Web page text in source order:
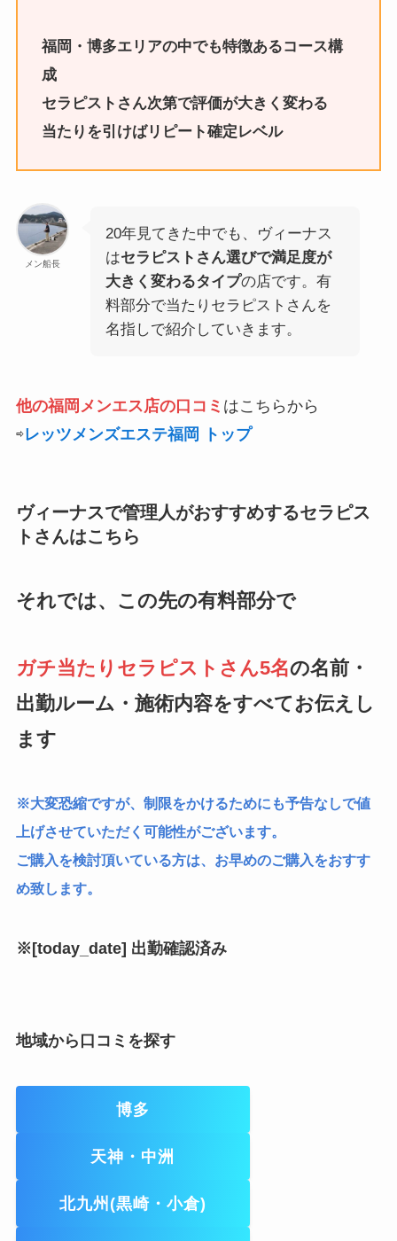
福岡・博多エリアの中でも特徴あるコース構
成
セラピストさん次第で評価が大きく変わる
当たりを引けばリピート確定レベル
メン船長
20年見てきた中でも、ヴィーナス
はセラピストさん選びで満足度が
大きく変わるタイプの店です。有
料部分で当たりセラピストさんを
名指しで紹介していきます。
他の福岡メンエス店の口コミ はこちらから
⇨レッツメンズエステ福岡 トップ
ヴィーナスで管理人がおすすめするセラピス
トさんはこちら
それでは、この先の有料部分で
ガチ当たりセラピストさん5名の名前・
出勤ルーム・施術内容をすべてお伝えし
ます
※大変恐縮ですが、制限をかけるためにも予告なしで値
上げさせていただく可能性がございます。
ご購入を検討頂いている方は、お早めのご購入をおすす
め致します。
※[today_date] 出勤確認済み
地域から口コミを探す
博多
天神・中洲
北九州(黒崎・小倉)